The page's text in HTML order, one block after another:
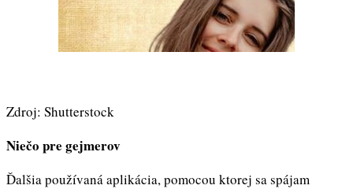
Zdroj: Shutterstock
Niečo pre gejmerov
Ďalšia používaná aplikácia, pomocou ktorej sa spájam